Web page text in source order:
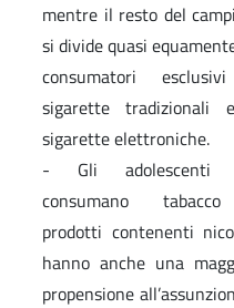
mentre il resto del
si divide quasi
consumatori
sigarette tradizionali
sigarette elettroniche.
- Gli adolescenti
consumano
prodotti contenenti
hanno anche una
propensione